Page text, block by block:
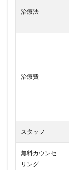
治療法
治療費
スタッフ
無料カウンセ
リング